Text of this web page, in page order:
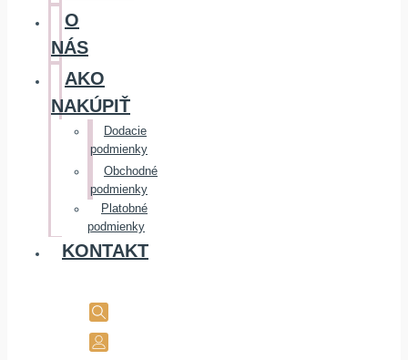
O
NÁS
AKO
NAKÚPIŤ
Dodacie
podmienky
Obchodné
podmienky
Platobné
podmienky
KONTAKT